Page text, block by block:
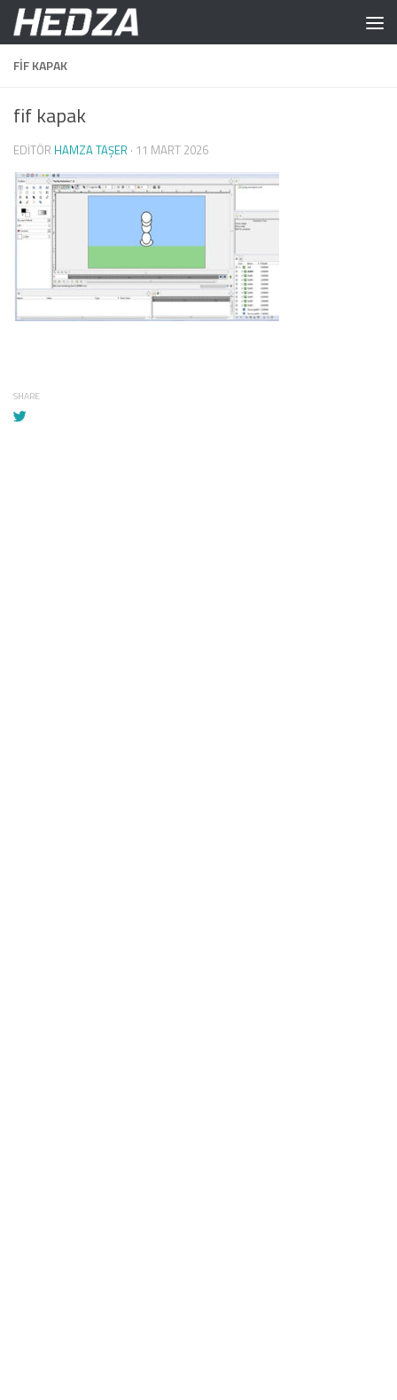
Skip to content
FIF KAPAK
fif kapak
EDITÖR HAMZA TAŞER · 11 MART 2026
SHARE